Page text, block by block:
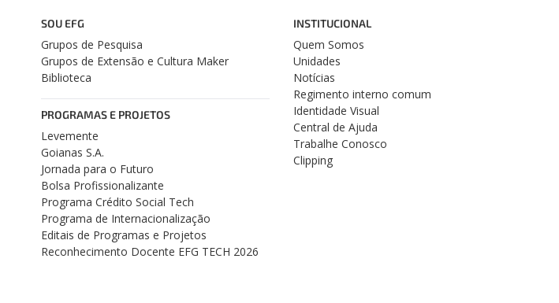
SOU EFG
Grupos de Pesquisa
Grupos de Extensão e Cultura Maker
Biblioteca
PROGRAMAS E PROJETOS
Levemente
Goianas S.A.
Jornada para o Futuro
Bolsa Profissionalizante
Programa Crédito Social Tech
Programa de Internacionalização
Editais de Programas e Projetos
Reconhecimento Docente EFG TECH 2026
INSTITUCIONAL
Quem Somos
Unidades
Notícias
Regimento interno comum
Identidade Visual
Central de Ajuda
Trabalhe Conosco
Clipping